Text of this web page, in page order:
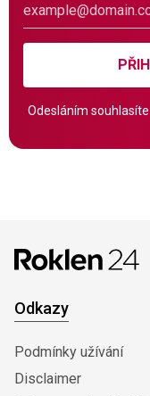
Odesláním souhlasíte
Odkazy
Podmínky užívání
Disclaimer